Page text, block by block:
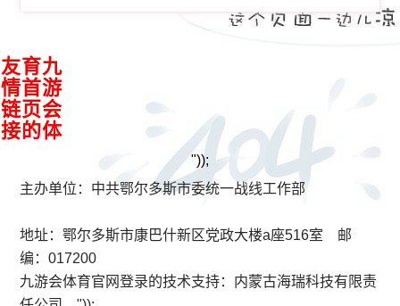
九
游
会
体
育
首
页
的
友
情
链
"));
主办单位：中共鄂尔多斯市委统一战线工作部
地址：鄂尔多斯市康巴什新区党政大楼a座516室 邮
编：017200
九游会体育官网登录的技术支持： 内蒙古海瑞科技有限责